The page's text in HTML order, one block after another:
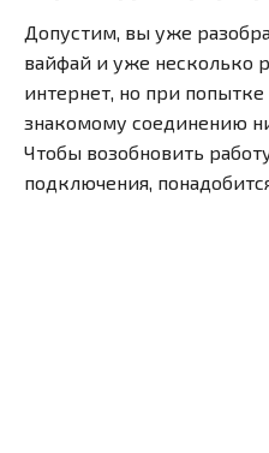
Допустим, вы уже
вайфай и уже несколько
интернет, но при
знакомому соединению
Чтобы возобновить
подключения,